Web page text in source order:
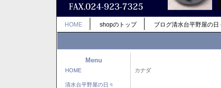
HOME shopのトップ ブログ清水台平野屋の日
Menu
HOME
清水台平野屋の日々
カナダ